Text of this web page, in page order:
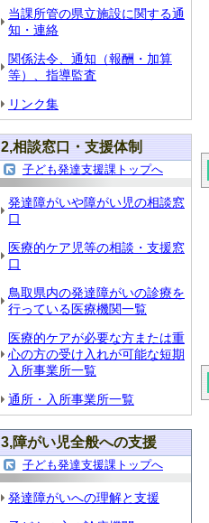
当課所管の県立施設に関する通
知・連絡
関係法令、通知（報酬・加算
等）、指導監査
リンク集
2,相談窓口・支援体制
子ども発達支援課トップへ
発達障がいや障がい児の相談窓
口
医療的ケア児等の相談・支援窓
口
鳥取県内の発達障がいの診療を
行っている医療機関一覧
医療的ケアが必要な方または重
心の方の受け入れが可能な短期
入所事業所一覧
通所・入所事業所一覧
3,障がい児全般への支援
子ども発達支援課トップへ
発達障がいへの理解と支援